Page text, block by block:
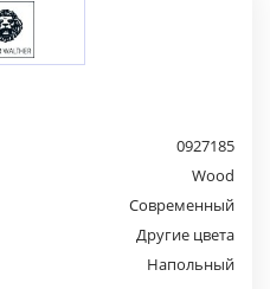
0927185
Wood
Современный
Другие цвета
Напольный